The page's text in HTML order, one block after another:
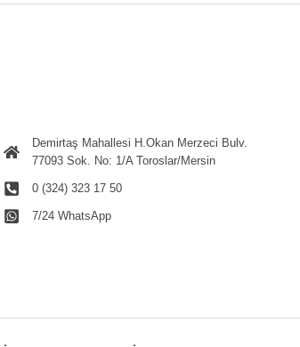
Demirtaş Mahallesi H.Okan Merzeci Bulv.
77093 Sok. No: 1/A Toroslar/Mersin
0 (324) 323 17 50
7/24 WhatsApp